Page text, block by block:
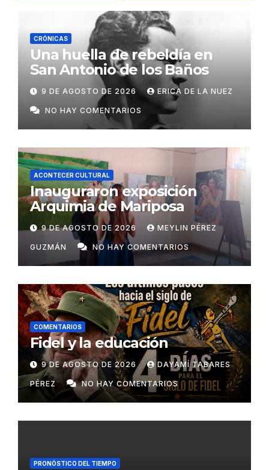
CRÓNICAS
Una huella de rebeldía en
San Antonio de los Baños
9 DE AGOSTO DE 2026 ERICA DE LA NUEZ
NO HAY COMENTARIOS
ACONTECER CULTURAL
Inauguraron exposición
Arquimia de Mariposa
9 DE AGOSTO DE 2026 MEYLIN PÉREZ
GUZMÁN NO HAY COMENTARIOS
COMENTARIOS
Fidel y la educación
9 DE AGOSTO DE 2026 DAYAMÍ TABARES
PÉREZ NO HAY COMENTARIOS
PRONÓSTICO DEL TIEMPO